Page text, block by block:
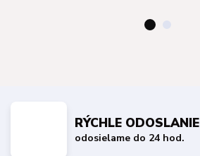
RÝCHLE ODOSLANIE
odosielame do 24 hod.